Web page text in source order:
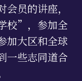
员的讲座，
校”，参加全
加大区和全球
一些志同道合